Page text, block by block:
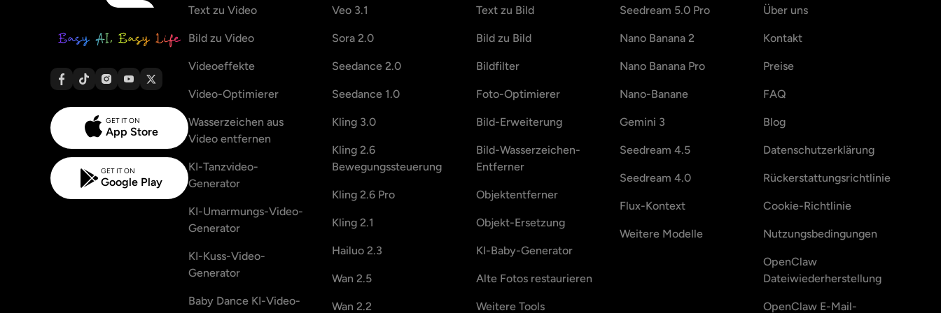
GET IT ON
App Store
GET IT ON
Google Play
Text zu Video
Bild zu Video
Videoeffekte
Video-Optimierer
Wasserzeichen aus
Video entfernen
KI-Tanzvideo-
Generator
KI-Umarmungs-Video-
Generator
KI-Kuss-Video-
Generator
Baby Dance KI-Video-
Veo 3.1
Sora 2.0
Seedance 2.0
Seedance 1.0
Kling 3.0
Kling 2.6
Bewegungssteuerung
Kling 2.6 Pro
Kling 2.1
Hailuo 2.3
Wan 2.5
Wan 2.2
Text zu Bild
Bild zu Bild
Bildfilter
Foto-Optimierer
Bild-Erweiterung
Bild-Wasserzeichen-
Entferner
Objektentferner
Objekt-Ersetzung
KI-Baby-Generator
Alte Fotos restaurieren
Weitere Tools
Seedream 5.0 Pro
Nano Banana 2
Nano Banana Pro
Nano-Banane
Gemini 3
Seedream 4.5
Seedream 4.0
Flux-Kontext
Weitere Modelle
Über uns
Kontakt
Preise
FAQ
Blog
Datenschutzerklärung
Rückerstattungsrichtlinie
Cookie-Richtlinie
Nutzungsbedingungen
OpenClaw
Dateiwiederherstellung
OpenClaw E-Mail-